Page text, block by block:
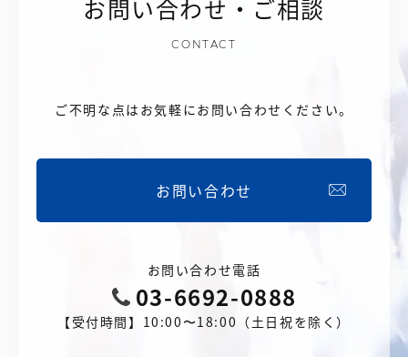
お問い合わせ・ご相談
CONTACT
ご不明な点はお気軽にお問い合わせください。
お問い合わせ
お問い合わせ電話
03-6692-0888
【受付時間】10:00〜18:00（土日祝を除く）